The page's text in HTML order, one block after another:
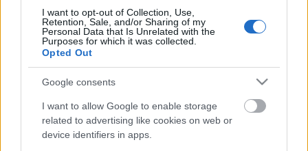
I want to opt-out of Collection, Use,
Retention, Sale, and/or Sharing of my
Personal Data that Is Unrelated with the
Purposes for which it was collected.
Opted Out
Google consents
I want to allow Google to enable storage
related to advertising like cookies on web or
device identifiers in apps.
BEINDULT AZ ŐSZIBARACKSZEZON,
SZEPTEMBERIG ÉLVEZHETJÜK
HIRDETÉS